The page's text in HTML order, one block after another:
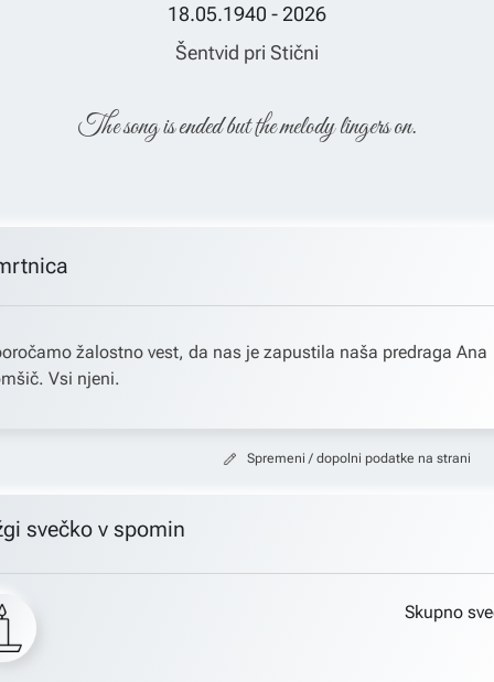
18.05.1940 - 2026
Šentvid pri Stični
The song is ended but the melody lingers on.
žalostno vest, da nas je zapustila naša predraga Ana
Vsi njeni.
Spremeni / dopolni podatke na strani
svečko v spomin
Skupno